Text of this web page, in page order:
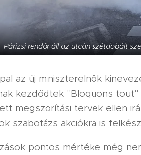
Párizsi rendőr áll az utcán szétdobált
az új miniszterelnök
kezdődtek "Bloquons
megszorítási tervek ellen
szabotázs akciókra is
pontos mértéke még